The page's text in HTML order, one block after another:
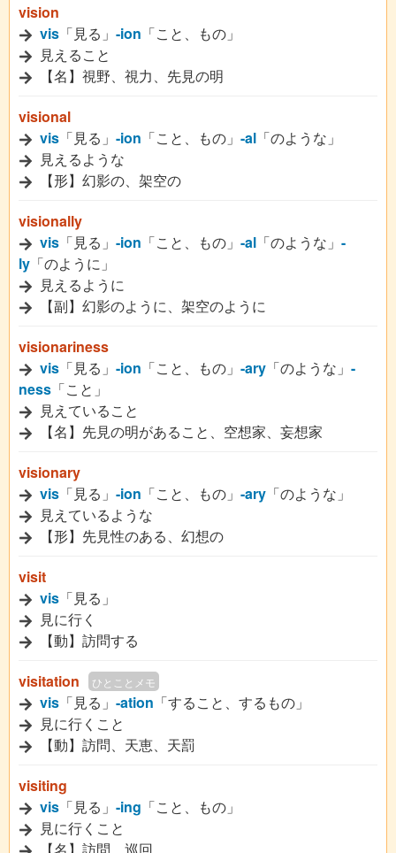
vision
vis 「見る」 -ion 「こと、もの」
見えること
【名】視野、視力、先見の明
visional
vis 「見る」 -ion 「こと、もの」 -al 「のような」
見えるような
【形】幻影の、架空の
visionally
vis 「見る」 -ion 「こと、もの」 -al 「のような」 -
ly 「のように」
見えるように
【副】幻影のように、架空のように
visionariness
vis 「見る」 -ion 「こと、もの」 -ary 「のような」 -
ness 「こと」
見えていること
【名】先見の明があること、空想家、妄想家
visionary
vis 「見る」 -ion 「こと、もの」 -ary 「のような」
見えているような
【形】先見性のある、幻想の
visit
vis 「見る」
見に行く
【動】訪問する
visitation
ひとことメモ
vis 「見る」 -ation 「すること、するもの」
見に行くこと
【動】訪問、天恵、天罰
visiting
vis 「見る」 -ing 「こと、もの」
見に行くこと